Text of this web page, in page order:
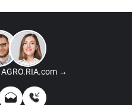
AGRO.RIA.com →